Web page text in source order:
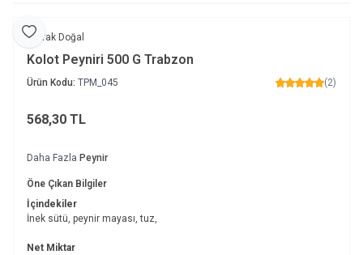
Favoriye Ekle
Toprak Doğal
Kolot Peyniri 500 G Trabzon
Ürün Kodu: TPM_045 (2)
568,30 TL
Daha Fazla Peynir
Öne Çıkan Bilgiler
İçindekiler
İnek sütü, peynir mayası, tuz,
Net Miktar